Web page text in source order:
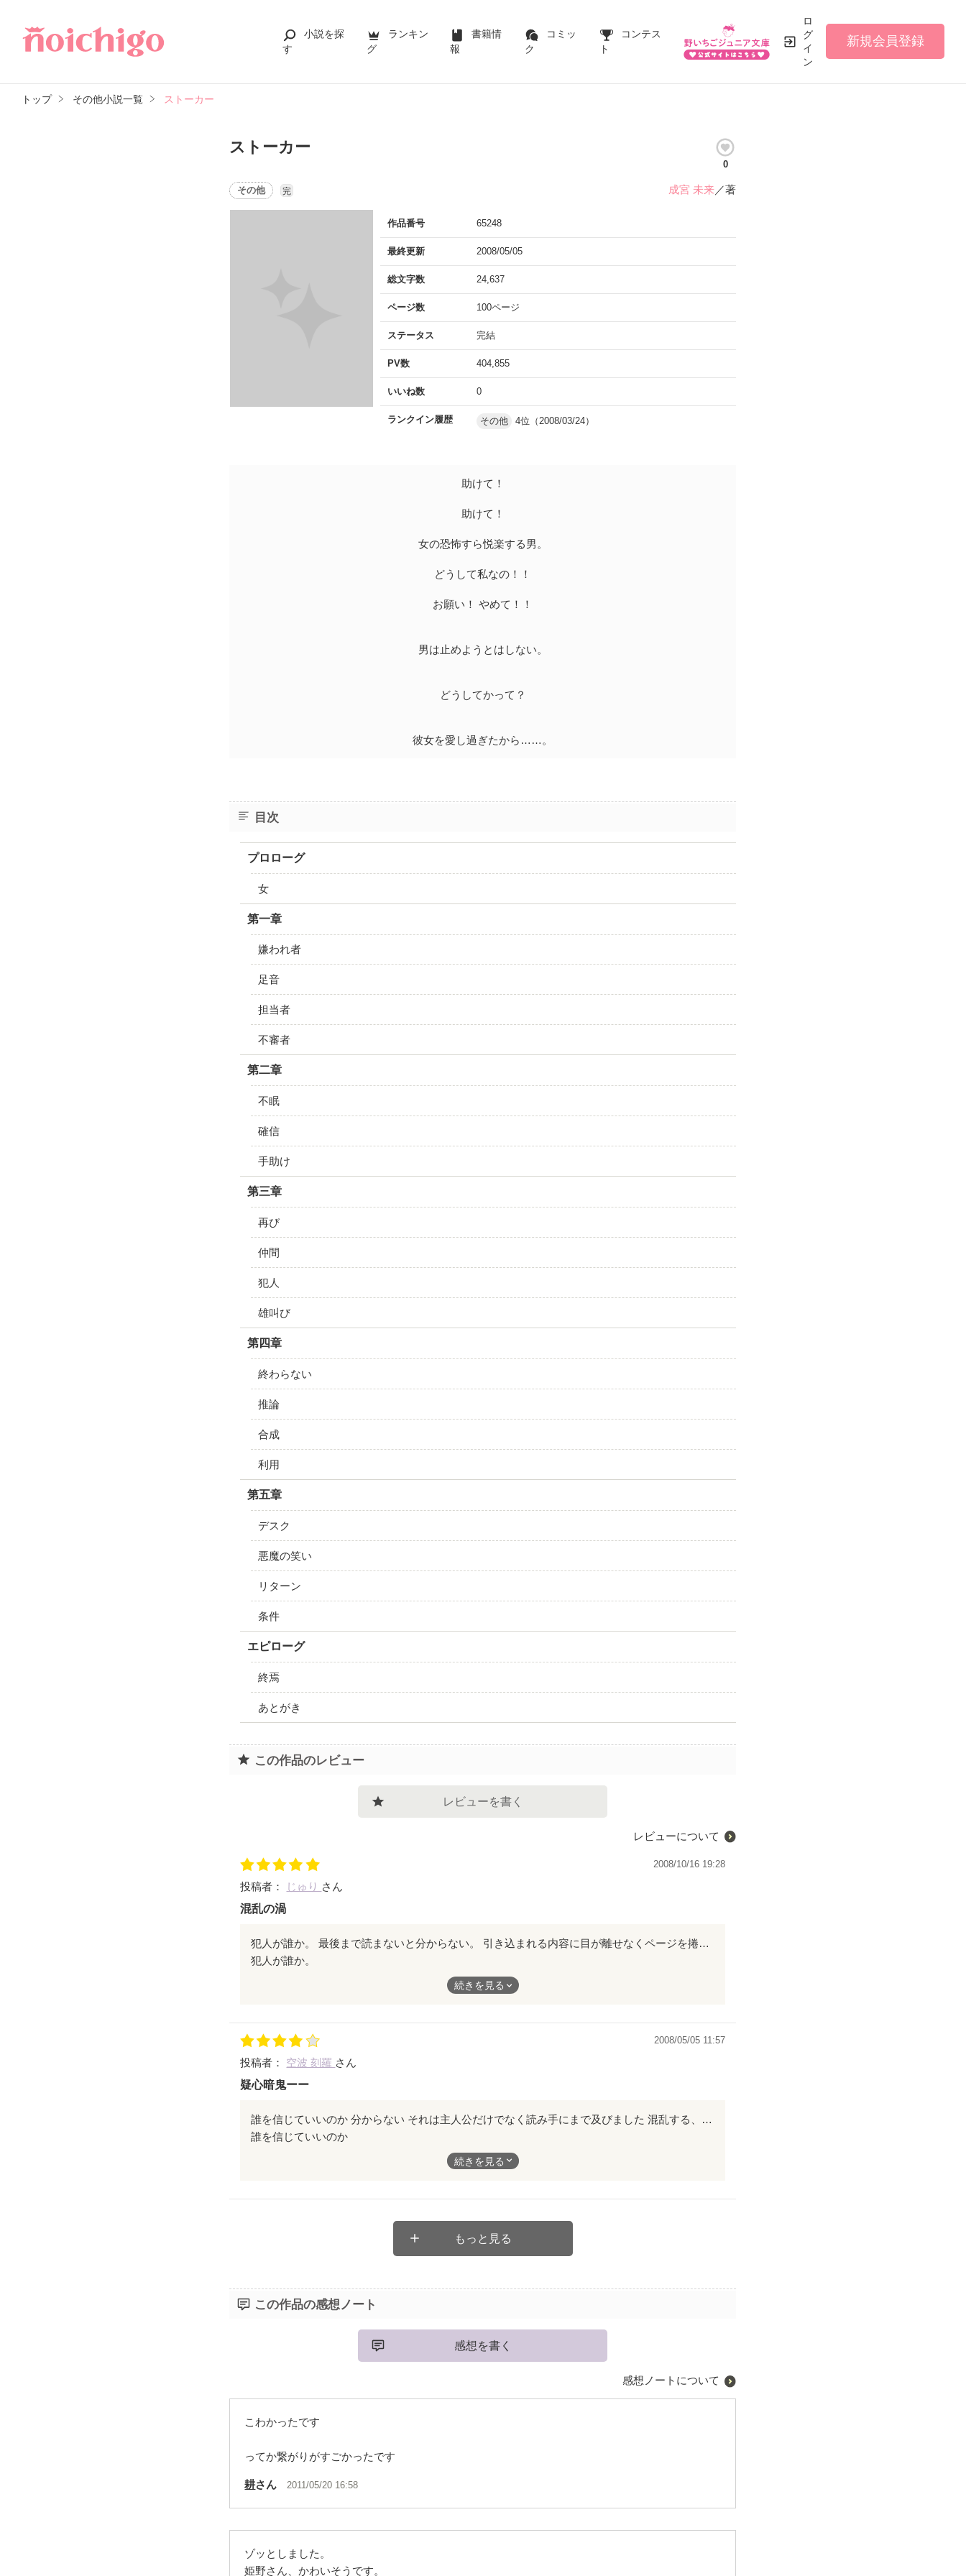
小説を探
す
ランキン
グ
書籍情
報
コミッ
ク
コンテス
ト
ロ
グ
イ
ン
新規会員登録
トップ その他小説一覧 ストーカー
ストーカー
0
その他 完 成宮 未来／著
作品番号 65248
最終更新 2008/05/05
総文字数 24,637
ページ数 100ページ
ステータス 完結
PV数 404,855
いいね数 0
ランクイン履歴 その他 4位（2008/03/24）
助けて！
助けて！
女の恐怖すら悦楽する男。
どうして私なの！！
お願い！ やめて！！
男は止めようとはしない。
どうしてかって？
彼女を愛し過ぎたから……。
目次
プロローグ
女
第一章
嫌われ者
足音
担当者
不審者
第二章
不眠
確信
手助け
第三章
再び
仲間
犯人
雄叫び
第四章
終わらない
推論
合成
利用
第五章
デスク
悪魔の笑い
リターン
条件
エピローグ
終焉
あとがき
この作品のレビュー
レビューを書く
レビューについて
2008/10/16 19:28
投稿者： じゅり さん
混乱の渦
犯人が誰か。 最後まで読まないと分からない。 引き込まれる内容に目が離せなくページを捲りたくなる。 疑いながら読んでいける。 謎解きをしたくなる作品でオススメです。
犯人が誰か。
疑いながら読んでいける。
続きを見る
2008/05/05 11:57
投稿者： 空波 刻羅 さん
疑心暗鬼ーー
誰を信じていいのか 分からない それは主人公だけでなく読み手にまで及びました 混乱する、困惑する 一体何が本当なのか 最後の最後まで それを忘れさせない物語でした ぜひご覧下さい
誰を信じていいのか
それを忘れさせない物語でした
続きを見る
もっと見る
この作品の感想ノート
感想を書く
感想ノートについて
こわかったです
ってか繋がりがすごかったです
耕さん 2011/05/20 16:58
ゾッとしました。
姫野さん、かわいそうです。